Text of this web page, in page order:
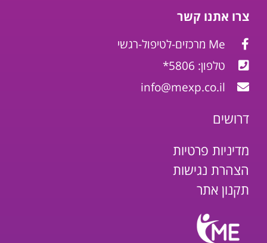
צרו אתנו קשר
Me מרכזים-לטיפול-רגשי
טלפון: 5806*
info@mexp.co.il
דרושים
מדיניות פרטיות
הצהרת נגישות
תקנון אתר